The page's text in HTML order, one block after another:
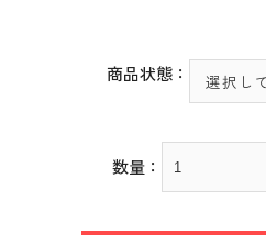
商品状態：
数量：